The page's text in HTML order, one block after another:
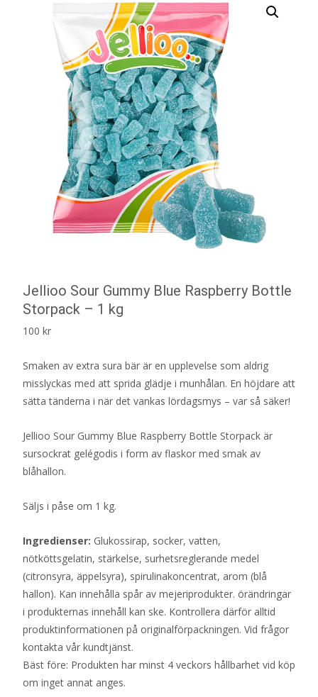
Jellioo Sour Gummy Blue Raspberry Bottle
Storpack – 1 kg
100 kr
Smaken av extra sura bär är en upplevelse som aldrig
misslyckas med att sprida glädje i munhålan. En höjdare att
sätta tänderna i när det vankas lördagsmys – var så säker!
Jellioo Sour Gummy Blue Raspberry Bottle Storpack är
sursockrat gelégodis i form av flaskor med smak av
blåhallon.
Säljs i påse om 1 kg.
Ingredienser: Glukossirap, socker, vatten,
nötköttsgelatin, stärkelse, surhetsreglerande medel
(citronsyra, äppelsyra), spirulinakoncentrat, arom (blå
hallon). Kan innehålla spår av mejeriprodukter. örändringar
i produkternas innehåll kan ske. Kontrollera därför alltid
produktinformationen på originalförpackningen. Vid frågor
kontakta vår kundtjänst.
Bäst före: Produkten har minst 4 veckors hållbarhet vid köp
om inget annat anges.